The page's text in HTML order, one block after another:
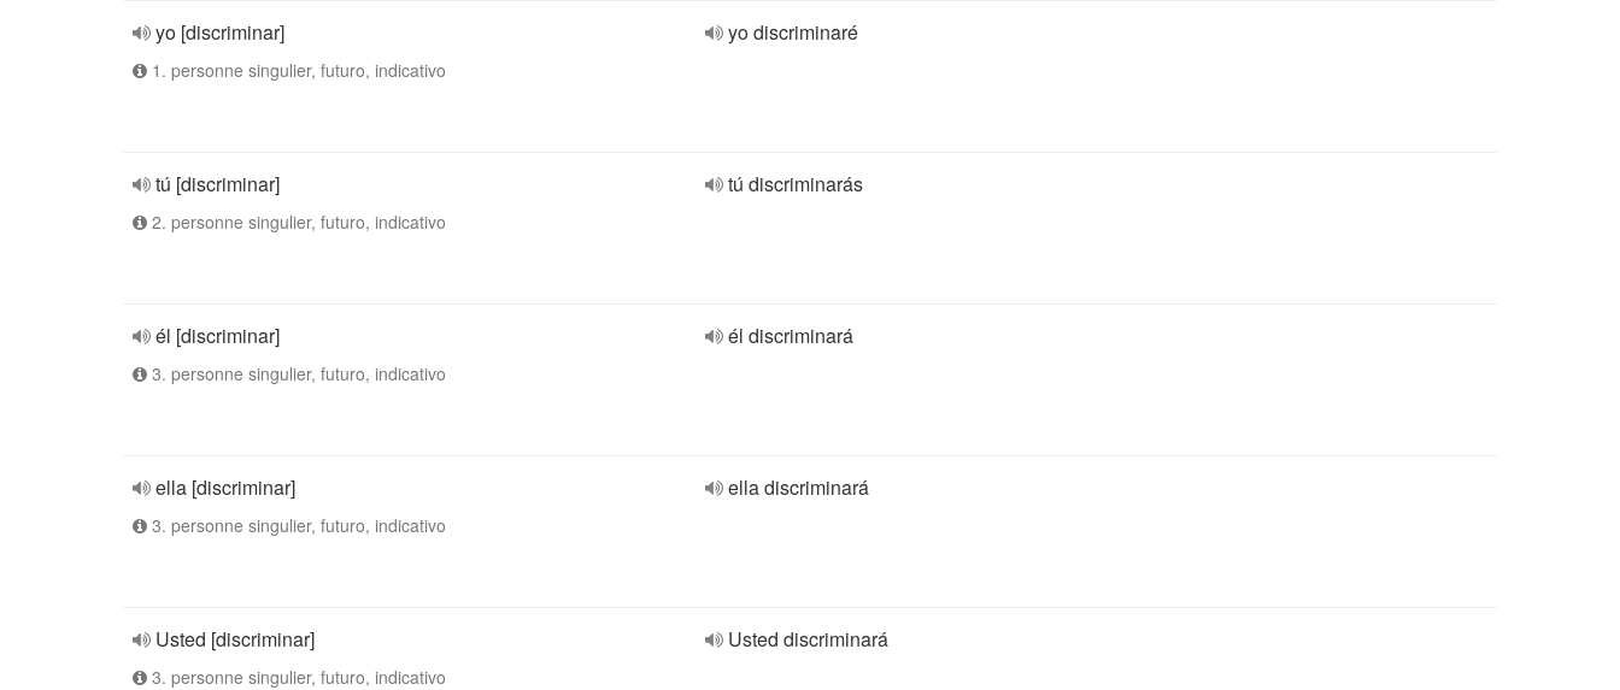
yo [discriminar]
1. personne singulier, futuro, indicativo
yo discriminaré
tú [discriminar]
2. personne singulier, futuro, indicativo
tú discriminarás
él [discriminar]
3. personne singulier, futuro, indicativo
él discriminará
ella [discriminar]
3. personne singulier, futuro, indicativo
ella discriminará
Usted [discriminar]
3. personne singulier, futuro, indicativo
Usted discriminará